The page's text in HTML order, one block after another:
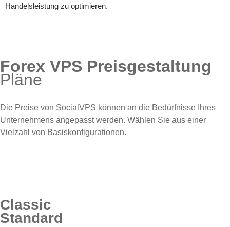
Handelsleistung zu optimieren.
Forex VPS Preisgestaltung
Pläne
Die Preise von SocialVPS können an die Bedürfnisse Ihres
Unternehmens angepasst werden. Wählen Sie aus einer
Vielzahl von Basiskonfigurationen.
Classic
Standard